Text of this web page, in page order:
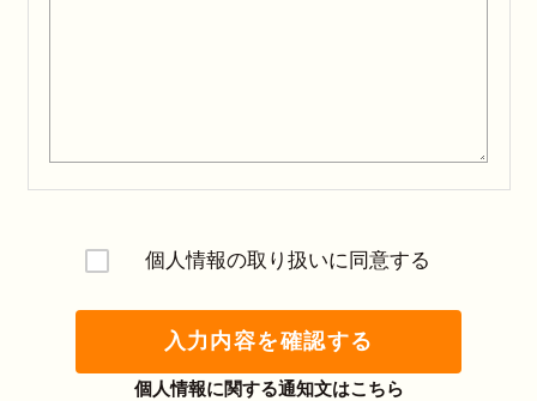
個人情報の取り扱いに同意する
入力内容を確認する
個人情報に関する通知文はこちら